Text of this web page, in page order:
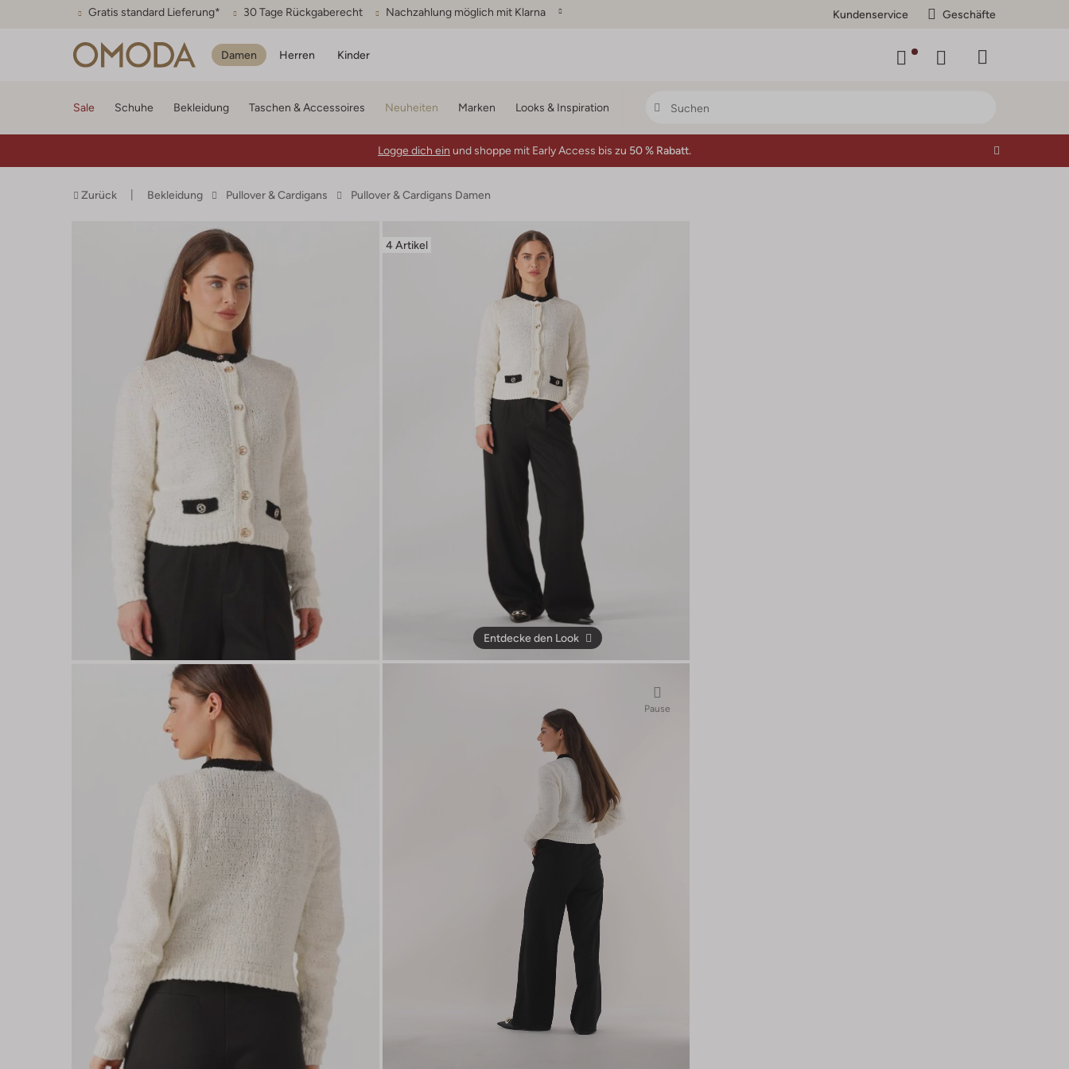
Gratis standard Lieferung* 30 Tage Rückgaberecht Nachzahlung möglich mit Klarna Kundenservice Geschäfte
Damen Herren Kinder
Sale Schuhe Bekleidung Taschen & Accessoires Neuheiten Marken Looks & Inspiration
Logge dich ein und shoppe mit Early Access bis zu 50 % Rabatt.
Zurück Bekleidung Pullover & Cardigans Pullover & Cardigans Damen
4 Artikel
Entdecke den Look
Pause